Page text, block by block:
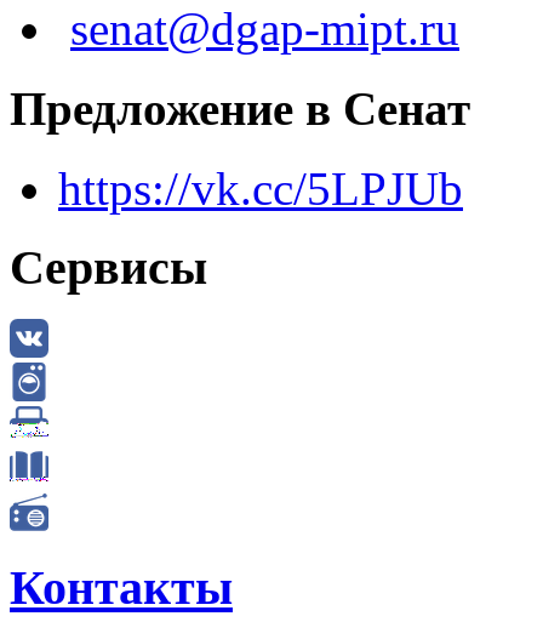
senat@dgap-mipt.ru
Предложение в Сенат
https://vk.cc/5LPJUb
Сервисы
Контакты